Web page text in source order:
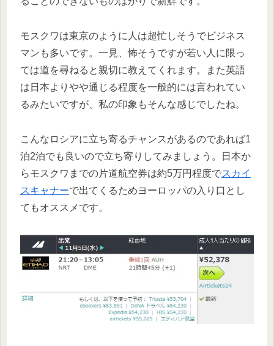
モスクワは東京のように人は超忙しそうでビジネス
マンも多いです。一見、怖そうですが若い人に限っ
ては道を尋ねると親切に教えてくれます。また英語
は日本よりやや通じる程度を一般的には言われてい
るみたいですが、私の印象もそんな感じでしたね。
こんなロシアに立ち寄るチャンスがあるのであれば1
泊2泊でも良いので立ち寄りしてみましょう。日本か
らモスクワまでの片道航空券は約5万円程度でスカイ
スキャナーで出てくるためヨーロッパの入り口とし
てもオススメです。